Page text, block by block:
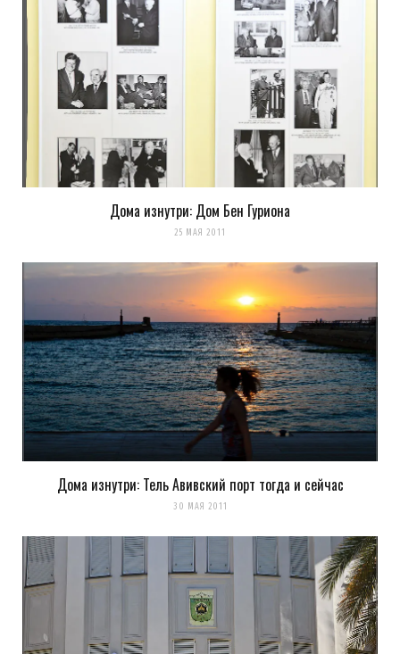
מכינה לעיצוב
15 ЛЕТ AGO
REPLY
These statues are amazing , but not cheap I might say, great
desegin
מכינה לעיצוב
Элла
12 ЛЕТ AGO
REPLY
Вход свободный сюда?Хотелось бы узнать поподробнее
способах посещения этих домов)
Загрузка...
12 ЛЕТ AGO
REPLY
Дома изнутри: Дом Бен Гуриона
25 МАЯ 2011
Дома изнутри: Тель Авивский порт тогда и сейчас
30 МАЯ 2011